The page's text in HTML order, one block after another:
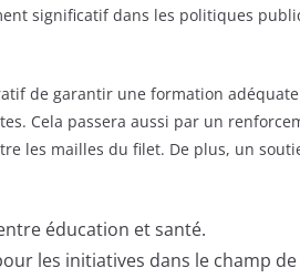
significatif dans les politiques
de garantir une formation
Cela passera aussi par un
les mailles du filet. De plus, un
éducation et santé.
les initiatives dans le champ de